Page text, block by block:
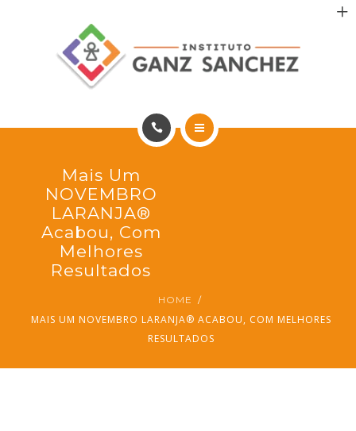
INCENTIVO AOS PACIENTES
PORTFÓLIO
MAIS SAÚDE
INCENTIVO AOS PACIENTES
INCENTIVO AOS PROFISSIONAIS
Mais Um
NOVEMBRO
LARANJA®
Acabou, Com
Melhores
Resultados
HOME
MAIS UM NOVEMBRO LARANJA® ACABOU, COM MELHORES
RESULTADOS